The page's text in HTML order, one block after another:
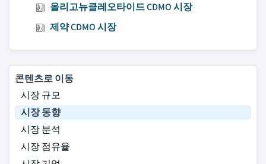
올리고뉴클레오타이드 CDMO 시장
제약 CDMO 시장
콘텐츠로 이동
시장 규모
시장 동향
시장 분석
시장 점유율